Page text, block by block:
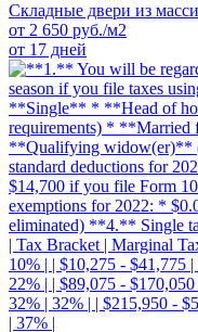
Складные двери из
от 2 650 руб./м2
от 17 дней